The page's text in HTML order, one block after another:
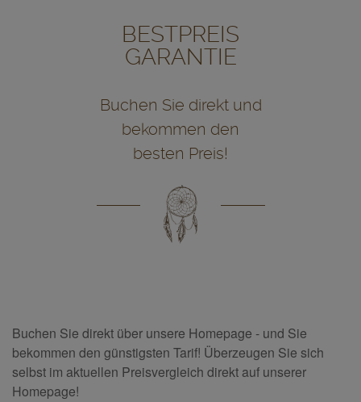
BESTPREIS
GARANTIE
Buchen Sie direkt und
bekommen den
besten Preis!
Buchen Sie direkt über unsere Homepage - und Sie
bekommen den günstigsten Tarif! Überzeugen Sie sich
selbst im aktuellen Preisvergleich direkt auf unserer
Homepage!